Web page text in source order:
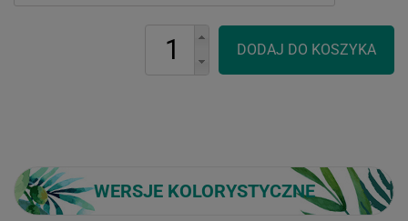
WERSJE KOLORYSTYCZNE